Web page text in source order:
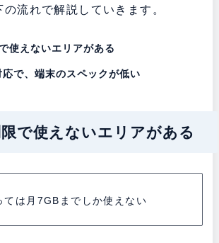
流れで解説していきます。
使えないエリアがある
で、端末のスペックが低い
で使えないエリアがある
ては月7GBまでしか使えない